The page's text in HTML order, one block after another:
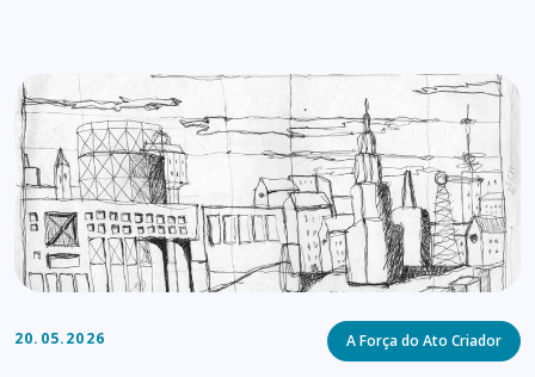
20.05.2026 Categories
A Força do Ato Criador